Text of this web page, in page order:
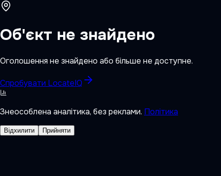
Об'єкт не знайдено
Оголошення не знайдено або більше не доступне.
Спробувати LocateIQ
Знеособлена аналітика, без реклами. Політика
Відхилити Прийняти